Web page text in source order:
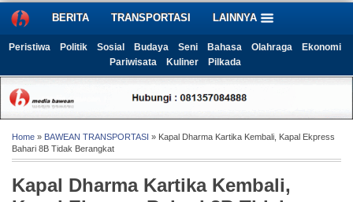
BERITA TRANSPORTASI LAINNYA
Peristiwa Politik Sosial Budaya Seni Bahasa Olahraga
Ekonomi
Pariwisata
Kuliner Pilkada
Home » BAWEAN TRANSPORTASI » Kapal Dharma Kartika Kembali, Kapal Ekpress
Bahari 8B Tidak Berangkat
Kapal Dharma Kartika Kembali,